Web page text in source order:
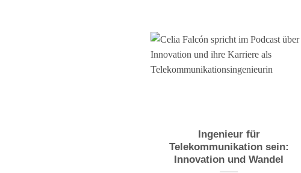
Ingenieur für
Telekommunikation sein:
Innovation und Wandel